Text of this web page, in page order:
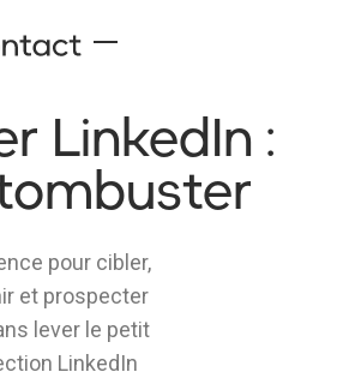
LinkedIn :
pour cibler,
et prospecter
lever le petit
LinkedIn